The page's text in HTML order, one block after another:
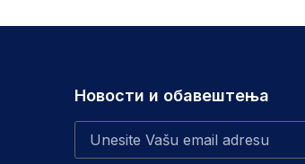
Новости и обавештења